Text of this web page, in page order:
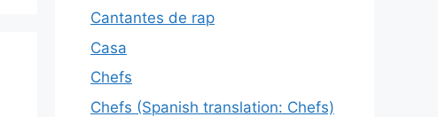
Cantantes de rap
Casa
Chefs
Chefs (Spanish translation: Chefs)